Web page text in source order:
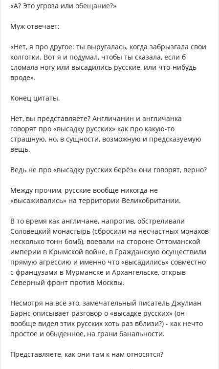
«А? Это угроза или обещание?»
Муж отвечает:
«Нет, я про другое: ты выругалась, когда забрызгала свои
колготки. Вот я и подумал, чтобы ты сказала, если б
сломала ногу или высадились русские, или что-нибудь
вроде».
Конец цитаты.
Нет, вы представляете? Англичанин и англичанка
говорят про «высадку русских» как про какую-то
страшную, но, в сущности, возможную и предсказуемую
вещь.
Ведь не про «высадку русских берёз» они говорят, верно?
Между прочим, русские вообще никогда не
«высаживались» на территории Великобритании.
В то время как англичане, напротив, обстреливали
Соловецкий монастырь (сбросили на несчастных монахов
несколько тонн бомб), воевали на стороне Оттоманской
империи в Крымской войне, в Гражданскую осуществили
прямую агрессию и именно что «высадились» совместно
с французами в Мурманске и Архангельске, открыв
Северный фронт против Москвы.
Несмотря на всё это, замечательный писатель Джулиан
Барнс описывает разговор о «высадке русских» (он
вообще видел этих русских хоть раз вблизи?) - как нечто
простое и обыденное, на грани банальности.
Представляете, как они там к нам относятся?